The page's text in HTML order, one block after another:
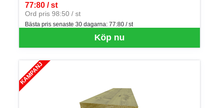
Köp nu
77:80 / st
SEK per ST
Ord pris 98:50 / st
Bästa pris senaste 30 dagarna: 77:80 / st
KAMPANJ